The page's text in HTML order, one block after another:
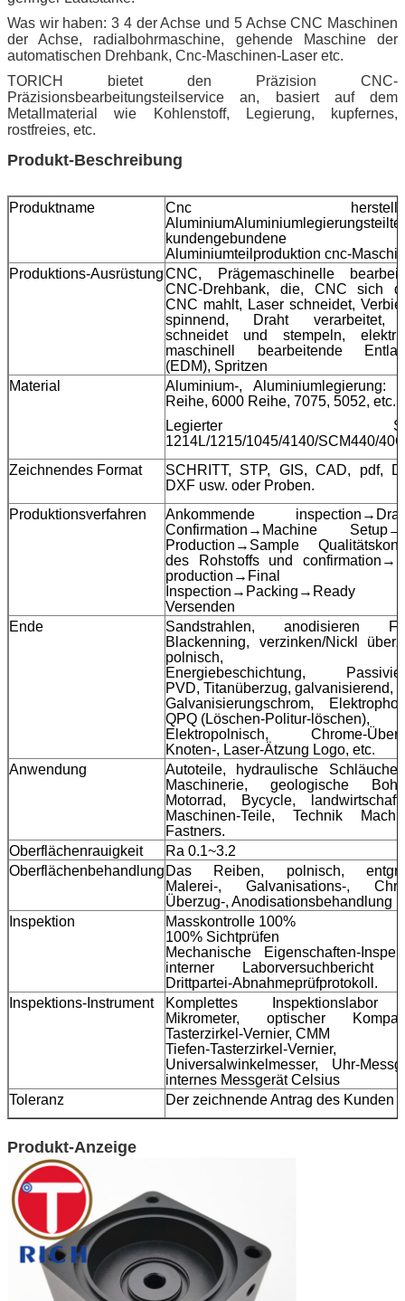
Was wir haben: 3 4 der Achse und 5 Achse CNC Maschinen
der Achse, radialbohrmaschine, gehende Maschine der
automatischen Drehbank, Cnc-Maschinen-Laser etc.
TORICH bietet den Präzision CNC-
Präzisionsbearbeitungsteilservice an, basiert auf dem
Metallmaterial wie Kohlenstoff, Legierung, kupfernes,
rostfreies, etc.
Produkt-Beschreibung
Produktname
Cnc
kundengebundene
Aluminiumteilproduktion cnc-
Produktions-AusrüstungCNC, Prägemaschinelle
CNC-Drehbank, die, CNC sich
CNC mahlt, Laser schneidet,
spinnend, Draht verarbeitet,
schneidet und stempeln,
maschinell bearbeitende
(EDM), Spritzen
Material
Aluminium-, Aluminiumlegierung:
Reihe, 6000 Reihe, 7075, 5052, etc.
Legierter
1214L/1215/1045/4140/SCM440/
Zeichnendes Format
SCHRITT, STP, GIS, CAD, pdf,
DXF usw. oder Proben.
Produktionsverfahren
Ankommende
Confirmation→Machine
Production→Sample
des Rohstoffs und
production→Final
Inspection→Packing→Ready
Versenden
Ende
Sandstrahlen, anodisieren
Blackenning, verzinken/Nickl
polnisch,
Energiebeschichtung,
PVD, Titanüberzug, galvanisierend,
Galvanisierungschrom,
QPQ (Löschen-Politur-löschen),
Elektropolnisch, Chrome-
Knoten-, Laser-Ätzung Logo, etc.
Anwendung
Autoteile, hydraulische
Maschinerie, geologische
Motorrad, Bycycle,
Maschinen-Teile, Technik
Fastners.
Oberflächenrauigkeit
Ra 0.1~3.2
Oberflächenbehandlung Das Reiben, polnisch,
Malerei-, Galvanisations-,
Überzug-, Anodisationsbehandlung
Inspektion
Masskontrolle 100%
100% Sichtprüfen
Mechanische Eigenschaften-
interner Laborversuchbericht
Drittpartei-Abnahmeprüfprotokoll.
Inspektions-Instrument
Komplettes Inspektionslabor
Mikrometer, optischer
Tasterzirkel-Vernier, CMM
Tiefen-Tasterzirkel-Vernier,
Universalwinkelmesser, Uhr-
internes Messgerät Celsius
Toleranz
Der zeichnende Antrag des Kunden
Produkt-Anzeige